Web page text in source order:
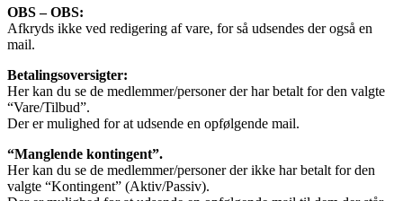
OBS – OBS:
Afkryds ikke ved redigering af vare, for så udsendes der også en
mail.
Betalingsoversigter:
Her kan du se de medlemmer/personer der har betalt for den valgte
“Vare/Tilbud”.
Der er mulighed for at udsende en opfølgende mail.
“Manglende kontingent”.
Her kan du se de medlemmer/personer der ikke har betalt for den
valgte “Kontingent” (Aktiv/Passiv).